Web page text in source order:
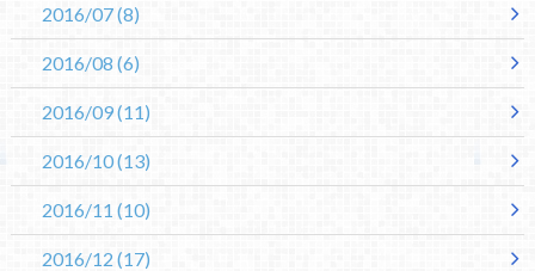
2016/07(8)
2016/08 (6)
2016/09(11)
2016/10(13)
2016/11 (10)
2016/12 (17)